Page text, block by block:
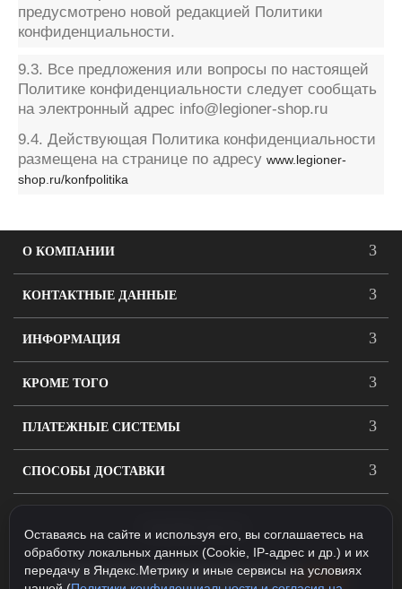
предусмотрено новой редакцией Политики
конфиденциальности.
9.3. Все предложения или вопросы по настоящей
Политике конфиденциальности следует сообщать
на электронный адрес info@legioner-shop.ru
9.4. Действующая Политика конфиденциальности
размещена на странице по адресу www.legioner-
shop.ru/konfpolitika
О КОМПАНИИ
КОНТАКТНЫЕ ДАННЫЕ
ИНФОРМАЦИЯ
КРОМЕ ТОГО
ПЛАТЕЖНЫЕ СИСТЕМЫ
СПОСОБЫ ДОСТАВКИ
Оставаясь на сайте и используя его, вы соглашаетесь на
обработку локальных данных (Cookie, IP-адрес и др.) и их
передачу в Яндекс.Метрику и иные сервисы на условиях